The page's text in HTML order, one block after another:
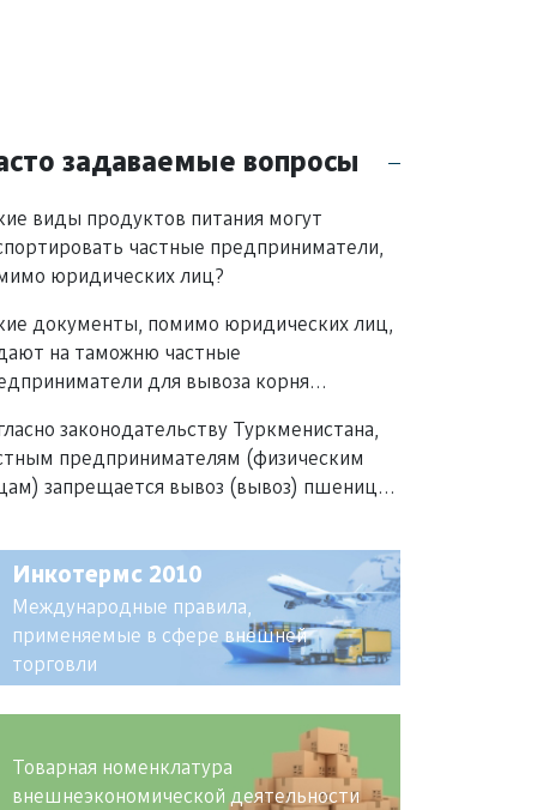
задаваемые вопросы
виды продуктов питания могут
частные предприниматели,
юридических лиц?
документы, помимо юридических лиц,
на таможню частные
для вывоза корня
законодательству Туркменистана,
предпринимателям (физическим
запрещается вывоз (вывоз) пшеницы,
Относится ли пюре из
культур не только к злакам, но
зернам, экспорт которых запрещен?
Инкотермс 2010
Международные правила,
применяемые в сфере внешней
торговли
Товарная номенклатура
внешнеэкономической деятельности